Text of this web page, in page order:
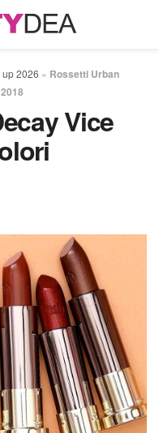
2026 » Rossetti Urban
Vice